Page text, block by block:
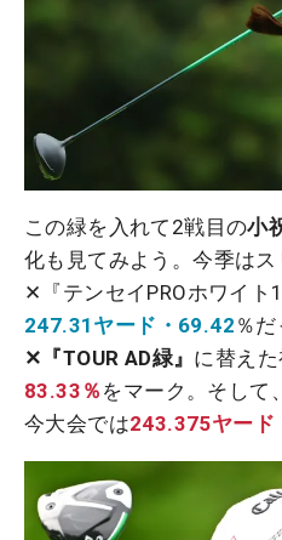
この緑を入れて2戦目の小
化も見てみよう。今季はス
✕『テンセイPROホワイト
247.31ヤード・69.42 ％だ
✕『TOUR AD緑』 に替え
83.33％ をマーク。そして
今大会では243.375ヤード